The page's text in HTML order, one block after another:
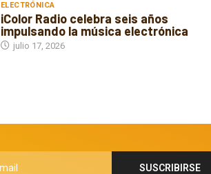
ELECTRÓNICA
iColor Radio celebra seis años
impulsando la música electrónica
julio 17, 2026